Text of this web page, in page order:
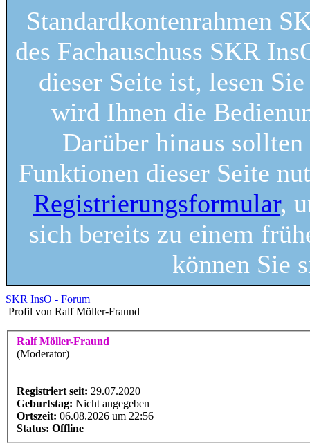
Standardkontenrahmen
des Fachauschuss SKR
dieser Seite ist, lesen
wird Ihnen die
Darüber hinaus
Funktionen dieser Seite
Registrierungsformular,
sich bereits zu einem
können Sie
SKR InsO - Forum
Profil von Ralf Möller-Fraund
Ralf Möller-Fraund
(Moderator)
Registriert seit: 29.07.2020
Geburtstag: Nicht angegeben
Ortszeit: 06.08.2026 um 22:56
Status: Offline